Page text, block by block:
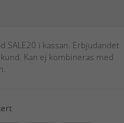
SALE20 i kassan. Erbjudandet
Kan ej kombineras med